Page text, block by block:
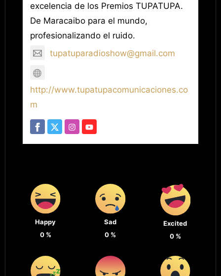
excelencia de los Premios TUPATUPA.
De Maracaibo para el mundo,
profesionalizando el ruido.
tupatuparadioshow@gmail.com
http://www.tupatupacomunicaciones.co
m
Happy
0%
Sad
0 %
Excited
0%